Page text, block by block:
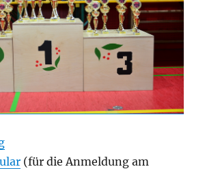
(für die Anmeldung am